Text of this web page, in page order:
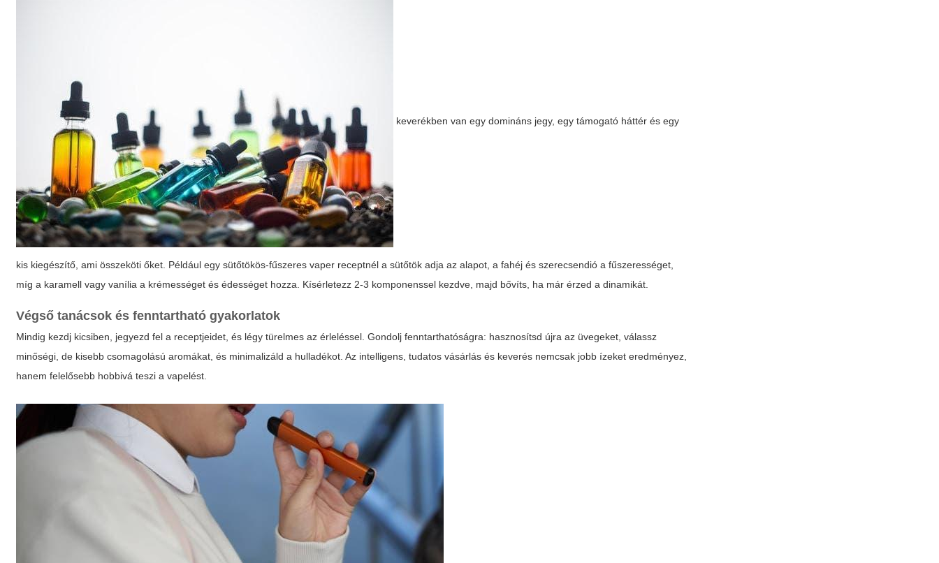
keverékben van egy domináns jegy, egy támogató háttér és egy
kis kiegészítő, ami összeköti őket. Például egy sütőtökös-fűszeres vaper receptnél a sütőtök adja az alapot, a fahéj és szerecsendió a fűszerességet,
míg a karamell vagy vanília a krémességet és édességet hozza. Kísérletezz 2-3 komponenssel kezdve, majd bővíts, ha már érzed a dinamikát.
Végső tanácsok és fenntartható gyakorlatok
Mindig kezdj kicsiben, jegyezd fel a receptjeidet, és légy türelmes az érleléssel. Gondolj fenntarthatóságra: hasznosítsd újra az üvegeket, válassz
minőségi, de kisebb csomagolású aromákat, és minimalizáld a hulladékot. Az intelligens, tudatos vásárlás és keverés nemcsak jobb ízeket eredményez,
hanem felelősebb hobbivá teszi a vapelést.